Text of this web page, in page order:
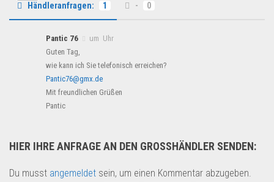
Händleranfragen: 1 - 0
Pantic 76
um Uhr
Guten Tag,
wie kann ich Sie telefonisch erreichen?
Pantic76@gmx.de
Mit freundlichen Grüßen
Pantic
HIER IHRE ANFRAGE AN DEN GROSSHÄNDLER SENDEN:
Du musst angemeldet sein, um einen Kommentar abzugeben.